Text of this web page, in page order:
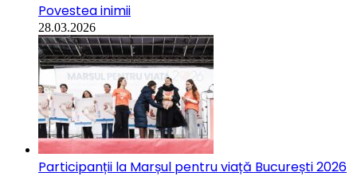
Povestea inimii
28.03.2026
Participanții la Marșul pentru viață București 2026